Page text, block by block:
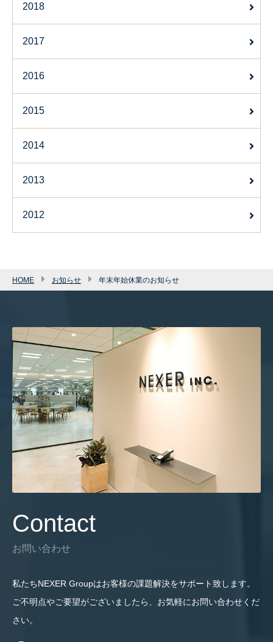
2018
2017
2016
2015
2014
2013
2012
HOME お知らせ 年末年始休業のお知らせ
Contact
お問い合わせ
私たちNEXER Groupはお客様の課題解決をサポート致します。
ご不明点やご要望がございましたら、お気軽にお問い合わせくだ
さい。